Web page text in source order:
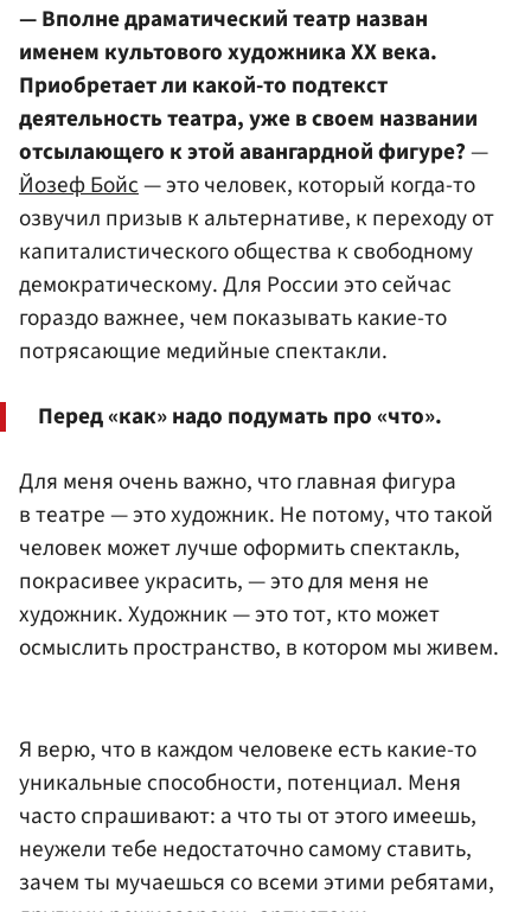
— Вполне драматический театр назван
именем культового художника XX века.
Приобретает ли какой-то подтекст
деятельность театра, уже в своем названии
отсылающего к этой авангардной фигуре?—
Йозеф Бойс— это человек, который когда-то
озвучил призыв к альтернативе, к переходу от
капиталистического общества к свободному
демократическому. Для России это сейчас
гораздо важнее, чем показывать какие-то
потрясающие медийные спектакли.
Перед «как» надо подумать про «что».
Для меня очень важно, что главная фигура
в театре — это художник. Не потому, что такой
человек может лучше оформить спектакль,
покрасивее украсить, — это для меня не
художник. Художник — это тот, кто может
осмыслить пространство, в котором мы живем.
Я верю, что в каждом человеке есть какие-то
уникальные способности, потенциал. Меня
часто спрашивают: а что ты от этого имеешь,
неужели тебе недостаточно самому ставить,
зачем ты мучаешься со всеми этими ребятами,